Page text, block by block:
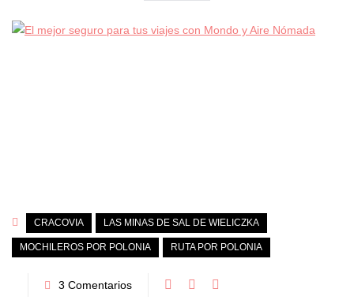
CRACOVIA LAS MINAS DE SAL DE WIELICZKA
MOCHILEROS POR POLONIA RUTA POR POLONIA
3 Comentarios